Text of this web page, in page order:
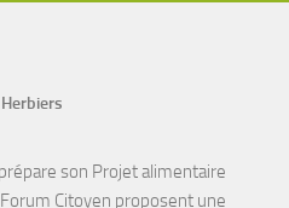
son Projet alimentaire
Citoyen proposent une